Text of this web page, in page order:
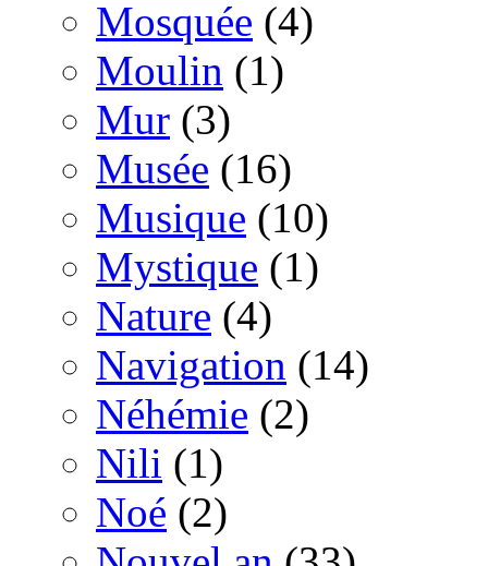
Mosquée (4)
Moulin (1)
Mur (3)
Musée (16)
Musique (10)
Mystique (1)
Nature (4)
Navigation (14)
Néhémie (2)
Nili (1)
Noé (2)